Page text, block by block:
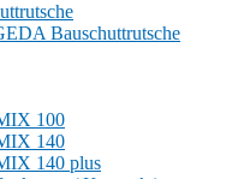
Bauschuttrutsche
100
140
140 plus